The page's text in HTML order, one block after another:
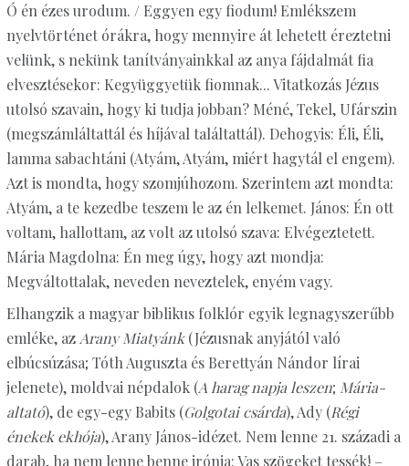
Ó én ézes urodum. / Eggyen egy fiodum! Emlékszem
nyelvtörténet órákra, hogy mennyire át lehetett éreztetni
velünk, s nekünk tanítványainkkal az anya fájdalmát fia
elvesztésekor: Kegyüggyetük fiomnak... Vitatkozás Jézus
utolsó szavain, hogy ki tudja jobban? Méné, Tekel, Ufárszin
(megszámláltattál és híjával találtattál). Dehogyis: Éli, Éli,
lamma sabachtáni (Atyám, Atyám, miért hagytál el engem).
Azt is mondta, hogy szomjúhozom. Szerintem azt mondta:
Atyám, a te kezedbe teszem le az én lelkemet. János: Én ott
voltam, hallottam, az volt az utolsó szava: Elvégeztetett.
Mária Magdolna: Én meg úgy, hogy azt mondja:
Megváltottalak, neveden neveztelek, enyém vagy.
Elhangzik a magyar biblikus folklór egyik legnagyszerűbb
emléke, azArany Miatyánk(Jézusnak anyjától való
elbúcsúzása; Tóth Auguszta és Berettyán Nándor lírai
jelenete), moldvai népdalok (A harag napja leszen; Mária-
altató), de egy-egy Babits (Golgotai csárda), Ady (Régi
énekek ekhója), Arany János-idézet. Nem lenne 21. századi a
darab, ha nem lenne benne irónia: Vas szögeket tessék! –